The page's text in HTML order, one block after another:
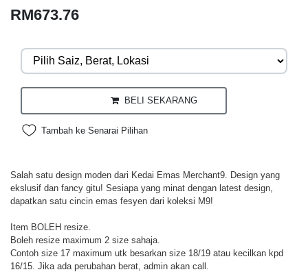
RM673.76
BELI SEKARANG
Tambah ke Senarai Pilihan
Salah satu design moden dari Kedai Emas Merchant9. Design yang
ekslusif dan fancy gitu! Sesiapa yang minat dengan latest design,
dapatkan satu cincin emas fesyen dari koleksi M9!
Item BOLEH resize.
Boleh resize maximum 2 size sahaja.
Contoh size 17 maximum utk besarkan size 18/19 atau kecilkan kpd
16/15. Jika ada perubahan berat, admin akan call.